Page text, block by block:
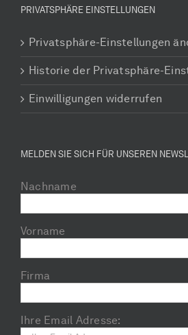
PRIVATSPHÄRE EINSTELLUNGEN
Privatsphäre-Einstellungen
Historie der Privatsphäre-
Einwilligungen widerrufen
MELDEN SIE SICH FÜR UNSEREN
Nachname
Vorname
Firma
Ihre Email Adresse: